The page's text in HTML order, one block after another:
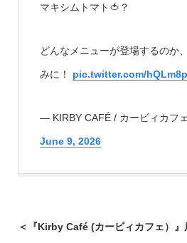
マキシムトマト🍅？
どんなメニューが登場するのか
みに！ pic.twitter.com/
— KIRBY CAFÉ / カービィカフ
June 9, 2026
＜『Kirby Café (カービィカフェ）』